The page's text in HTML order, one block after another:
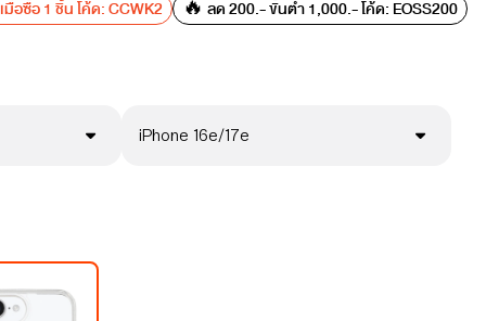
อซื้อ 1 ชิ้น โค้ด: CCWK2 🔥 ลด 200.- ขั้นต่ำ 1,000.- โค้ด: EOSS200
iPhone 16e/17e